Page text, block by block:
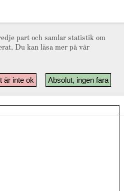
part och samlar statistik om
Du kan läsa mer på vår
Absolut, ingen fara
är inte ok